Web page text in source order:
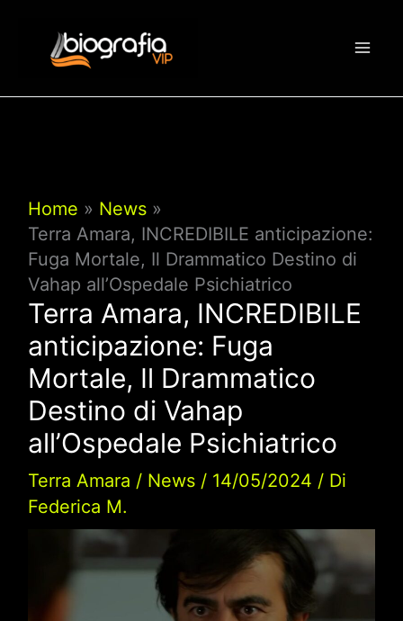
contenuto
Home
News
Terra Amara, INCREDIBILE anticipazione:
Fuga Mortale, Il Drammatico Destino di
Vahap all’Ospedale Psichiatrico
Terra Amara, INCREDIBILE
anticipazione: Fuga
Mortale, Il Drammatico
Destino di Vahap
all’Ospedale Psichiatrico
Terra Amara / News/ 14/05/2024 / Di
Federica M.